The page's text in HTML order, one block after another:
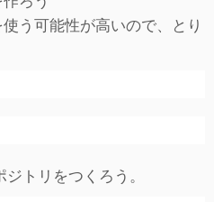
う可能性が高いので、とり
トリをつくろう。